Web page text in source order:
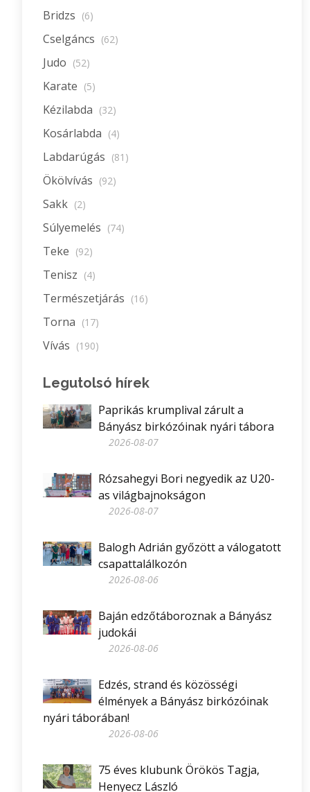
Bridzs (6)
Cselgáncs (62)
Judo (52)
Karate (5)
Kézilabda (32)
Kosárlabda (4)
Labdarúgás (81)
Ökölvívás (92)
Sakk (2)
Súlyemelés (74)
Teke (92)
Tenisz (4)
Természetjárás (16)
Torna (17)
Vívás (190)
Legutolsó hírek
Paprikás krumplival zárult a
Bányász birkózóinak nyári tábora
2026-08-07
Rózsahegyi Bori negyedik az U20-
as világbajnokságon
2026-08-07
Balogh Adrián győzött a válogatott
csapattalálkozón
2026-08-06
Baján edzőtáboroznak a Bányász
judokái
2026-08-06
Edzés, strand és közösségi
élmények a Bányász birkózóinak
nyári táborában!
2026-08-06
75 éves klubunk Örökös Tagja,
Henyecz László